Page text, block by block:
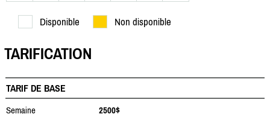
Disponible Non disponible
TARIFICATION
TARIF DE BASE
Semaine
2500$